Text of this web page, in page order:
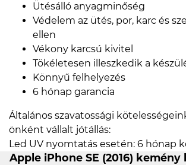
Ütésálló anyagminőség
Védelem az ütés, por, karc és
ellen
Vékony karcsú kivitel
Tökéletesen illeszkedik a
Könnyű felhelyezés
6 hónap garancia
Általános szavatossági
önként vállalt jótállás:
Led UV nyomtatás esetén: 6 hónap
Apple iPhone SE (2016) kemény